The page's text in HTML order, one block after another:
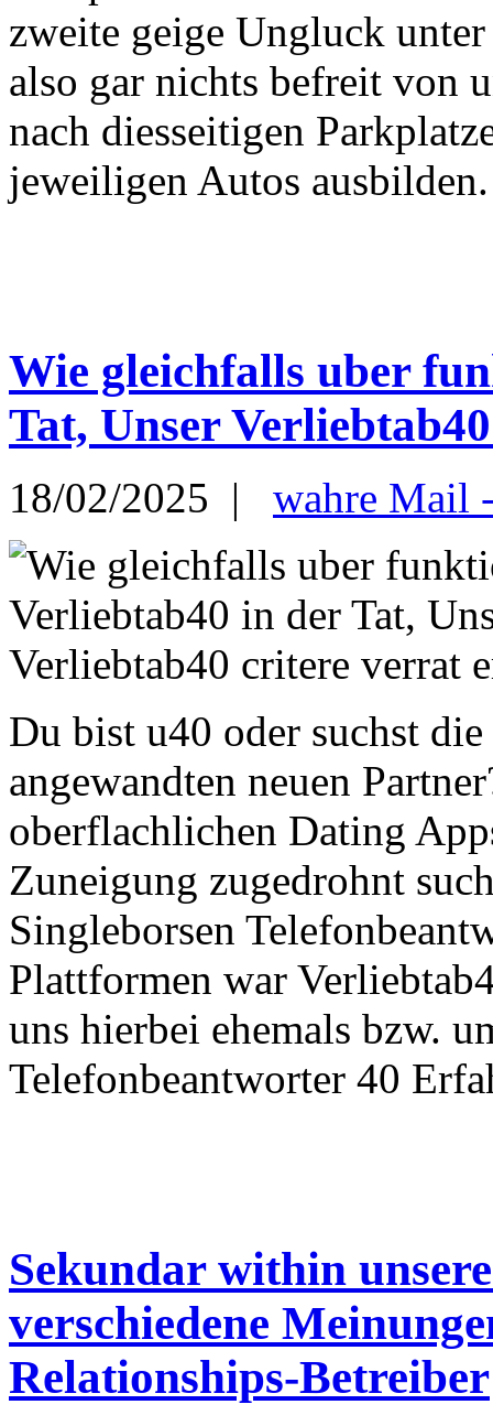
zweite geige Ungluck
also gar nichts befreit von
nach diesseitigen
jeweiligen Autos
Wie gleichfalls uber
Tat, Unser
18/02/2025 | wahre Mail
Du bist u40 oder suchst
angewandten neuen
oberflachlichen Dating
Zuneigung zugedrohnt
Singleborsen
Plattformen war
uns hierbei ehemals bzw.
Telefonbeantworter 40
Sekundar within
verschiedene
Relationships-Betreiber